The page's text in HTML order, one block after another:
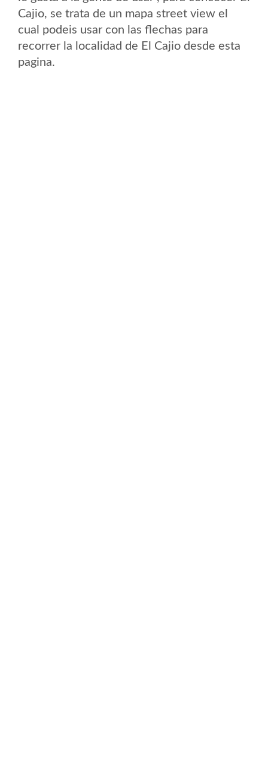
Cajio, se trata de un mapa street view el
cual podeis usar con las flechas para
recorrer la localidad de El Cajio desde esta
pagina.